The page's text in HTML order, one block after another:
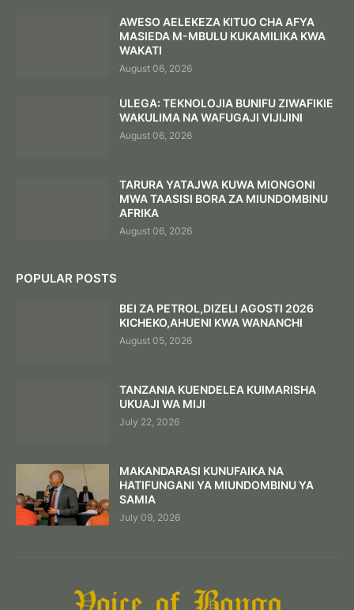
AWESO AELEKEZA KITUO CHA AFYA
MASIEDA M-MBULU KUKAMILIKA KWA
WAKATI
August 06, 2026
ULEGA: TEKNOLOJIA BUNIFU ZIWAFIKIE
WAKULIMA NA WAFUGAJI VIJIJINI
August 06, 2026
TARURA YATAJWA KUWA MIONGONI
MWA TAASISI BORA ZA MIUNDOMBINU
AFRIKA
August 06, 2026
POPULAR POSTS
BEI ZA PETROL,DIZELI AGOSTI 2026
KICHEKO,AHUENI KWA WANANCHI
August 05, 2026
TANZANIA KUENDELEA KUIMARISHA
UKUAJI WA MIJI
July 22, 2026
MAKANDARASI KUNUFAIKA NA
HATIFUNGANI YA MIUNDOMBINU YA
SAMIA
July 09, 2026